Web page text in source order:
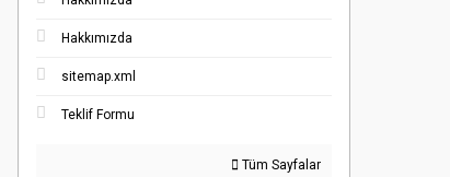
Hakkımızda
sitemap.xml
Teklif Formu
Tüm Sayfalar